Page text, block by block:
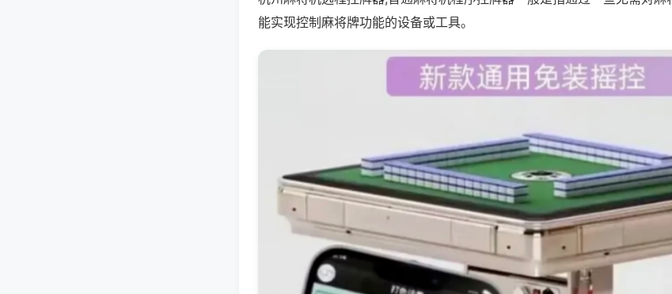
能实现控制麻将牌功能的设备或工具。